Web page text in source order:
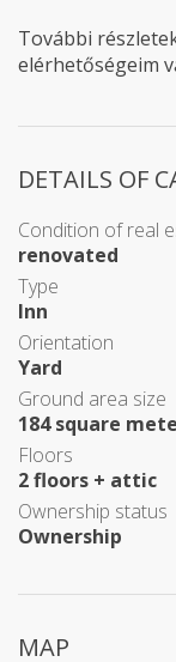
További
elérhetőségeim
DETAILS OF
Condition of real
renovated
Type
Inn
Orientation
Yard
Ground area size
184 square
Floors
2 floors + attic
Ownership status
Ownership
MAP